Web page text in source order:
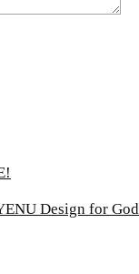
Design for God